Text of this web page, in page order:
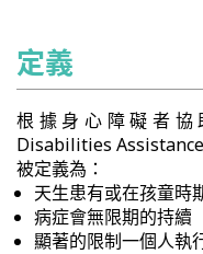
定義
根據身心障礙者協
Disabilities
被定義為：
天生患有或在孩童時
病症會無限期的持續
顯著的限制一個人執